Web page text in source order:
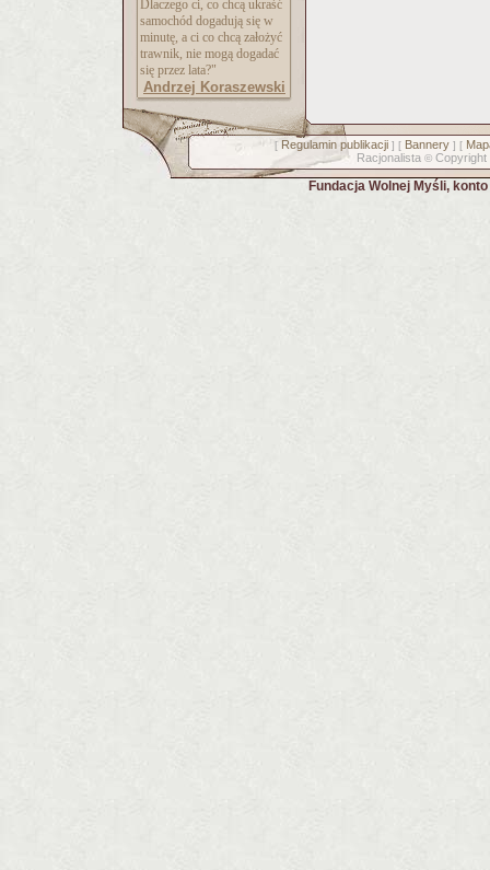
Dlaczego ci, co chcą ukraść
samochód dogadują się w
minutę, a ci co chcą założyć
trawnik, nie mogą dogadać
się przez lata?"
Andrzej Koraszewski
[ Regulamin publikacji] [ Bannery] [
Racjonalista © Copyright
Fundacja Wolnej Myśli,